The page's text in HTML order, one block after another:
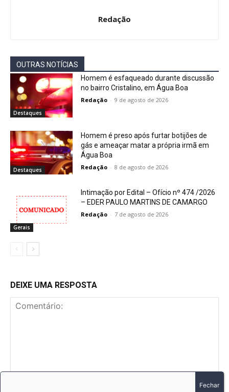
Redação
OUTRAS NOTÍCIAS
Destaques
Homem é esfaqueado durante discussão
no bairro Cristalino, em Água Boa
Redação - 9 de agosto de 2026
Destaques
Homem é preso após furtar botijões de
gás e ameaçar matar a própria irmã em
Água Boa
Redação - 8 de agosto de 2026
Gerais
Intimação por Edital – Ofício nº 474 /2026
– EDER PAULO MARTINS DE CAMARGO
Redação - 7 de agosto de 2026
DEIXE UMA RESPOSTA